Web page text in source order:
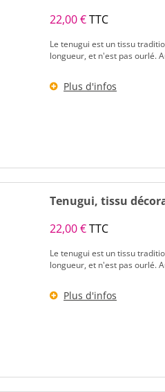
22,00 €TTC
Le tenugui est un tissu
longueur, et n'est pas ourlé.
Plus d'infos
Tenugui, tissu
22,00 €TTC
Le tenugui est un tissu
longueur, et n'est pas ourlé.
Plus d'infos